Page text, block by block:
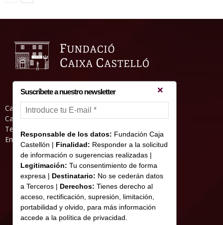
Casa Abadia, Pl. de la Hierba s/nº, 12001
Castelló de la Plana
Teléfono: 964 23 25 51
Email: informacion@fundacioncajacastellon.es
Suscríbete a nuestro newsletter
Responsable de los datos: Fundación Caja
Castellón | Finalidad: Responder a la solicitud
de información o sugerencias realizadas |
Legitimación: Tu consentimiento de forma
expresa | Destinatario: No se cederán datos
a Terceros | Derechos: Tienes derecho al
acceso, rectificación, supresión, limitación,
portabilidad y olvido, para más información
accede a la política de privacidad.